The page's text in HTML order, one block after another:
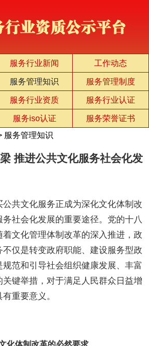
服务行业新闻 工作动态
服务管理知识 服务管理制度
服务行业资质 服务行业认证
服务iso认证
服务荣誉证书
服务管理知识
推进公共文化服务社会化发
共文化服务正成为深化文化体制改
社会化发展的重要途径。党的十八
着文化管理体制改革的深入推进，政
仅是转变政府职能、建设服务型政
范和引导社会组织健康发展、丰富
键举措，对于满足人民群众日益增
重要意义。
化体制改革的必然要求